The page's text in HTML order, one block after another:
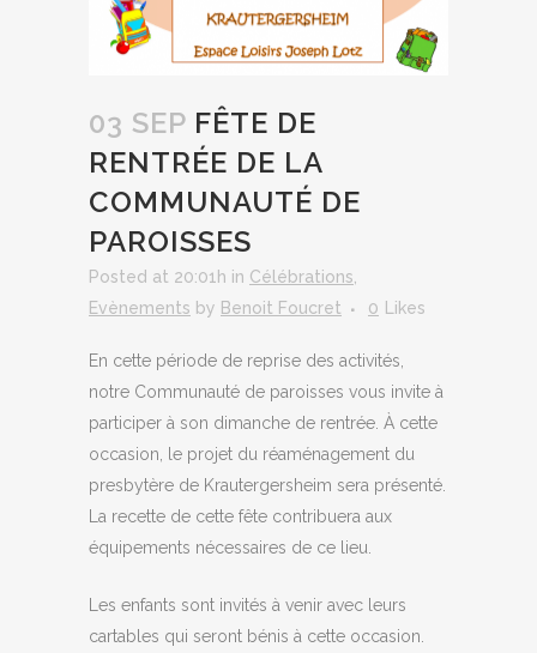
03 SEP FÊTE DE
RENTRÉE DE LA
COMMUNAUTÉ DE
PAROISSES
Posted at 20:01h in Célébrations,
Evènements by Benoit Foucret 0 Likes
En cette période de reprise des activités,
notre Communauté de paroisses vous invite à
participer à son dimanche de rentrée. À cette
occasion, le projet du réaménagement du
presbytère de Krautergersheim sera présenté.
La recette de cette fête contribuera aux
équipements nécessaires de ce lieu.
Les enfants sont invités à venir avec leurs
cartables qui seront bénis à cette occasion.